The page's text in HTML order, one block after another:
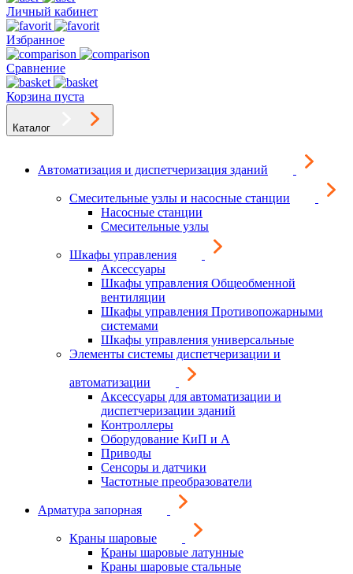
Личный кабинет
Избранное
Сравнение
Корзина пуста
Каталог
Автоматизация и диспетчеризация зданий
Смесительные узлы и насосные станции
Насосные станции
Смесительные узлы
Шкафы управления
Аксессуары
Шкафы управления Общеобменной
вентиляции
Шкафы управления Противопожарными
системами
Шкафы управления универсальные
Элементы системы диспетчеризации и
автоматизации
Аксессуары для автоматизации и
диспетчеризации зданий
Контроллеры
Оборудование КиП и А
Приводы
Сенсоры и датчики
Частотные преобразователи
Арматура запорная
Краны шаровые
Краны шаровые латунные
Краны шаровые стальные